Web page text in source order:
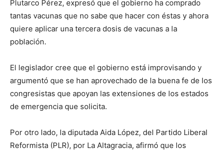
Plutarco Pérez, expresó que el gobierno ha comprado
tantas vacunas que no sabe que hacer con éstas y ahora
quiere aplicar una tercera dosis de vacunas a la
población.
El legislador cree que el gobierno está improvisando y
argumentó que se han aprovechado de la buena fe de los
congresistas que apoyan las extensiones de los estados
de emergencia que solicita.
Por otro lado, la diputada Aida López, del Partido Liberal
Reformista (PLR), por La Altagracia, afirmó que los